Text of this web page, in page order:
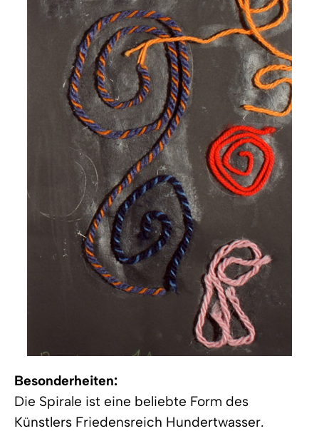
Besonderheiten:
Die Spirale ist eine beliebte Form des
Künstlers Friedensreich Hundertwasser.